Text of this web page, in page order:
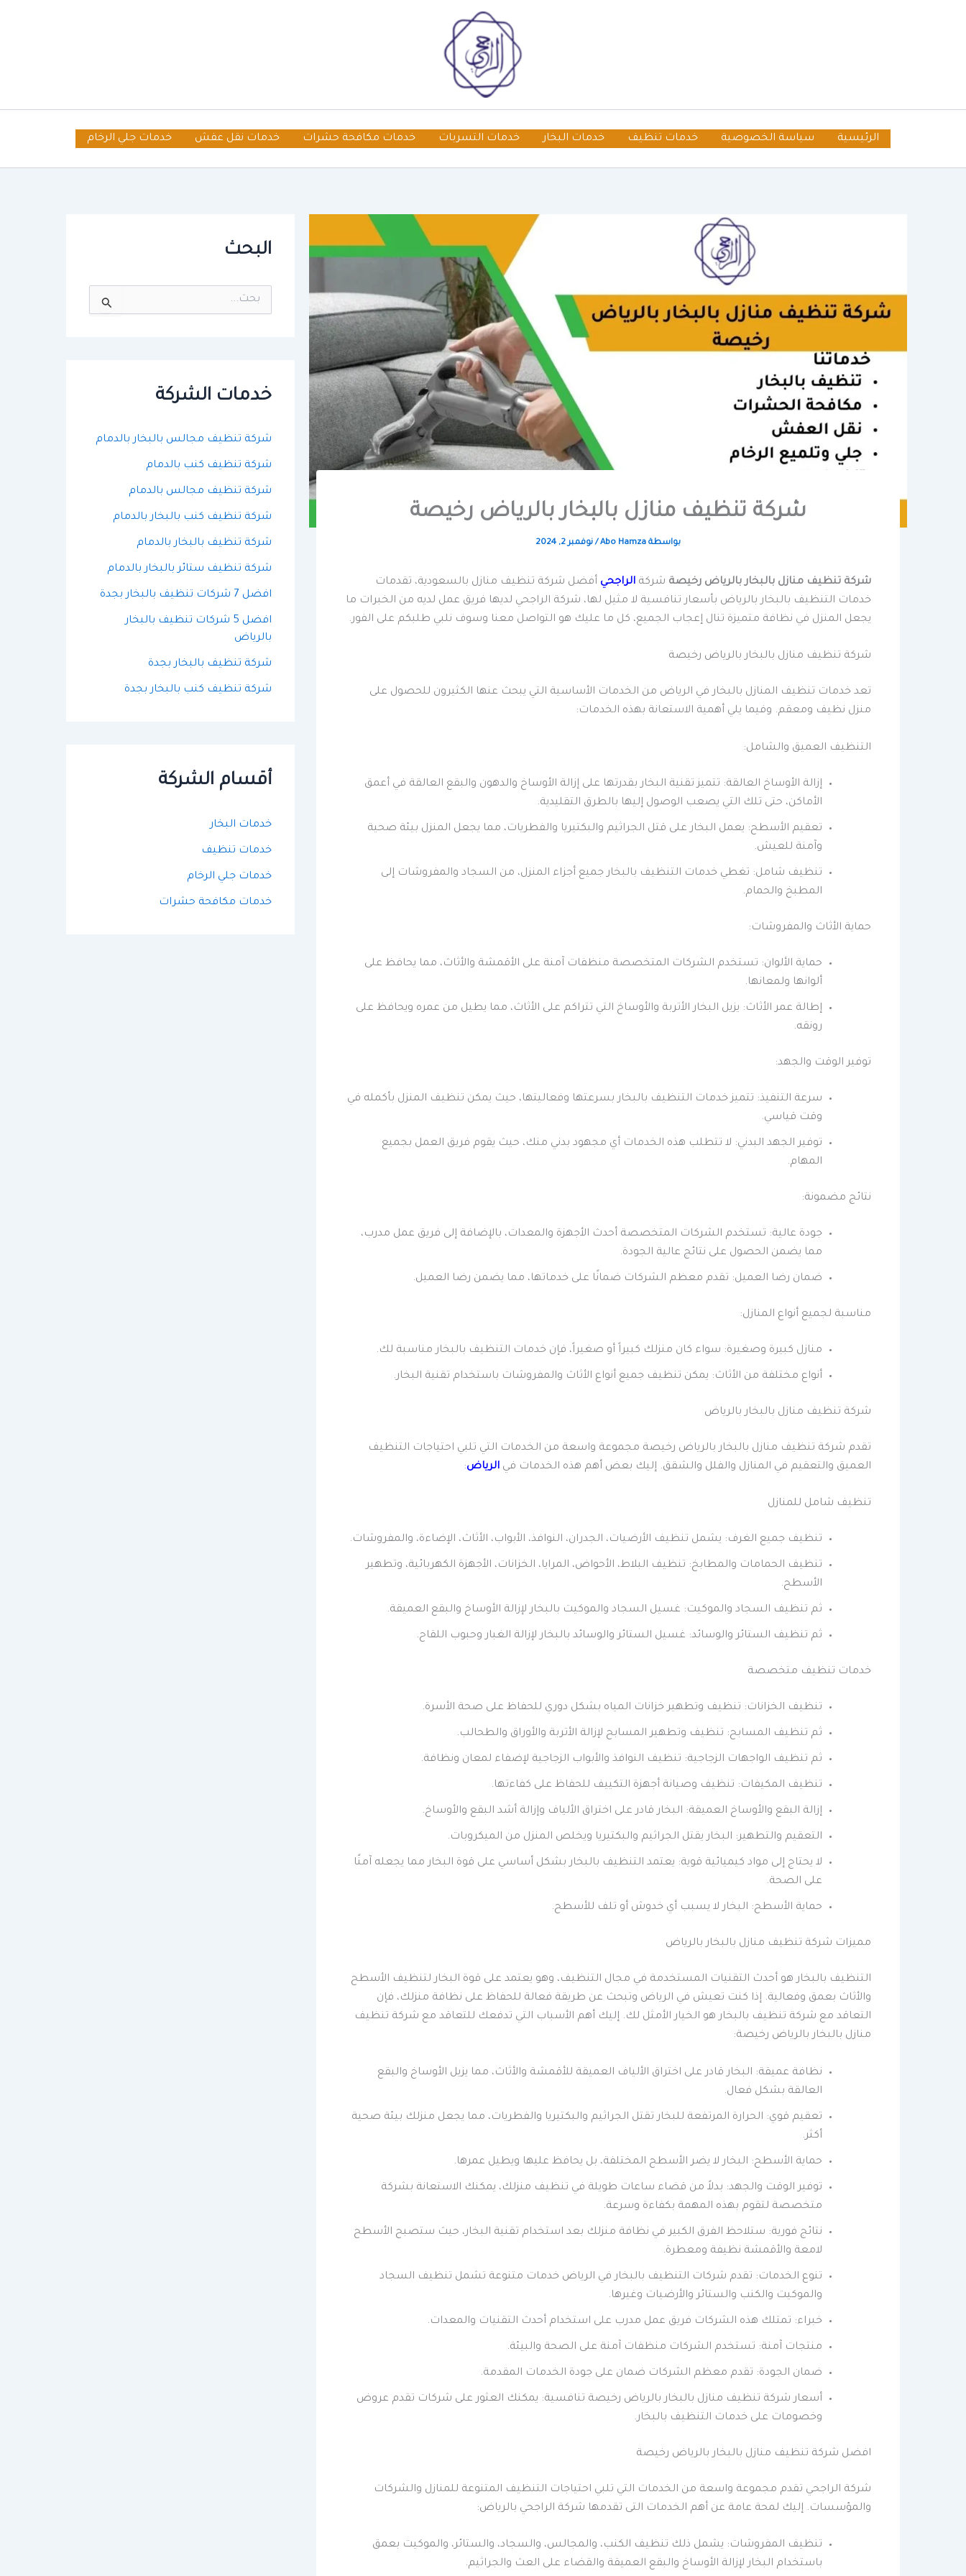
الرئيسية سياسة الخصوصية خدمات تنظيف خدمات البخار خدمات التسربات خدمات مكافحة حشرات خدمات نقل عفش خدمات جلي الرخام
شركة تنظيف منازل بالبخار بالرياض رخيصة
بواسطة Abo Hamza
/نوفمبر 2, 2024
شركة تنظيف منازل بالبخار بالرياض رخيصة شركة الراجحي أفضل شركة تنظيف منازل بالسعودية، تقدمات
خدمات التنظيف بالبخار بالرياض بأسعار تنافسية لا مثيل لها، شركة الراجحي لديها فريق عمل لديه من الخبرات ما
يجعل المنزل في نظافة متميزة تنال إعجاب الجميع، كل ما عليك هو التواصل معنا وسوف نلبي طلبكم على الفور.
شركة تنظيف منازل بالبخار بالرياض رخيصة
تعد خدمات تنظيف المنازل بالبخار في الرياض من الخدمات الأساسية التي يبحث عنها الكثيرون للحصول على
منزل نظيف ومعقم. وفيما يلي أهمية الاستعانة بهذه الخدمات:
التنظيف العميق والشامل:
إزالة الأوساخ العالقة: تتميز تقنية البخار بقدرتها على إزالة الأوساخ والدهون والبقع العالقة في أعمق
الأماكن، حتى تلك التي يصعب الوصول إليها بالطرق التقليدية.
تعقيم الأسطح: يعمل البخار على قتل الجراثيم والبكتيريا والفطريات، مما يجعل المنزل بيئة صحية
وآمنة للعيش.
تنظيف شامل: تغطي خدمات التنظيف بالبخار جميع أجزاء المنزل، من السجاد والمفروشات إلى
المطبخ والحمام.
حماية الأثاث والمفروشات:
حماية الألوان: تستخدم الشركات المتخصصة منظفات آمنة على الأقمشة والأثاث، مما يحافظ على
ألوانها ولمعانها.
إطالة عمر الأثاث: يزيل البخار الأتربة والأوساخ التي تتراكم على الأثاث، مما يطيل من عمره ويحافظ على
رونقه.
توفير الوقت والجهد:
سرعة التنفيذ: تتميز خدمات التنظيف بالبخار بسرعتها وفعاليتها، حيث يمكن تنظيف المنزل بأكمله في
وقت قياسي.
توفير الجهد البدني: لا تتطلب هذه الخدمات أي مجهود بدني منك، حيث يقوم فريق العمل بجميع
المهام.
نتائج مضمونة:
جودة عالية: تستخدم الشركات المتخصصة أحدث الأجهزة والمعدات، بالإضافة إلى فريق عمل مدرب،
مما يضمن الحصول على نتائج عالية الجودة.
ضمان رضا العميل: تقدم معظم الشركات ضمانًا على خدماتها، مما يضمن رضا العميل.
مناسبة لجميع أنواع المنازل:
منازل كبيرة وصغيرة: سواء كان منزلك كبيراً أو صغيراً، فإن خدمات التنظيف بالبخار مناسبة لك.
أنواع مختلفة من الأثاث: يمكن تنظيف جميع أنواع الأثاث والمفروشات باستخدام تقنية البخار.
شركة تنظيف منازل بالبخار بالرياض
تقدم شركة تنظيف منازل بالبخار بالرياض رخيصة مجموعة واسعة من الخدمات التي تلبي احتياجات التنظيف
العميق والتعقيم في المنازل والفلل والشقق. إليك بعض أهم هذه الخدمات في الرياض:
تنظيف شامل للمنازل
تنظيف جميع الغرف: يشمل تنظيف الأرضيات، الجدران، النوافذ، الأبواب، الأثاث، الإضاءة، والمفروشات.
تنظيف الحمامات والمطابخ: تنظيف البلاط، الأحواض، المرايا، الخزانات، الأجهزة الكهربائية، وتطهير
الأسطح.
ثم تنظيف السجاد والموكيت: غسيل السجاد والموكيت بالبخار لإزالة الأوساخ والبقع العميقة.
ثم تنظيف الستائر والوسائد: غسيل الستائر والوسائد بالبخار لإزالة الغبار وحبوب اللقاح.
خدمات تنظيف متخصصة
تنظيف الخزانات: تنظيف وتطهير خزانات المياه بشكل دوري للحفاظ على صحة الأسرة.
ثم تنظيف المسابح: تنظيف وتطهير المسابح لإزالة الأتربة والأوراق والطحالب.
ثم تنظيف الواجهات الزجاجية: تنظيف النوافذ والأبواب الزجاجية لإضفاء لمعان ونظافة.
تنظيف المكيفات: تنظيف وصيانة أجهزة التكييف للحفاظ على كفاءتها.
إزالة البقع والأوساخ العميقة: البخار قادر على اختراق الألياف وإزالة أشد البقع والأوساخ.
التعقيم والتطهير: البخار يقتل الجراثيم والبكتيريا ويخلص المنزل من الميكروبات.
لا يحتاج إلى مواد كيميائية قوية: يعتمد التنظيف بالبخار بشكل أساسي على قوة البخار مما يجعله آمنًا
على الصحة.
حماية الأسطح: البخار لا يسبب أي خدوش أو تلف للأسطح.
مميزات شركة تنظيف منازل بالبخار بالرياض
التنظيف بالبخار هو أحدث التقنيات المستخدمة في مجال التنظيف، وهو يعتمد على قوة البخار لتنظيف الأسطح
والأثاث بعمق وفعالية. إذا كنت تعيش في الرياض وتبحث عن طريقة فعالة للحفاظ على نظافة منزلك، فإن
التعاقد مع شركة تنظيف بالبخار هو الخيار الأمثل لك. إليك أهم الأسباب التي تدفعك للتعاقد مع شركة تنظيف
منازل بالبخار بالرياض رخيصة:
نظافة عميقة: البخار قادر على اختراق الألياف العميقة للأقمشة والأثاث، مما يزيل الأوساخ والبقع
العالقة بشكل فعال.
تعقيم قوي: الحرارة المرتفعة للبخار تقتل الجراثيم والبكتيريا والفطريات، مما يجعل منزلك بيئة صحية
أكثر.
حماية الأسطح: البخار لا يضر الأسطح المختلفة، بل يحافظ عليها ويطيل عمرها.
توفير الوقت والجهد: بدلاً من قضاء ساعات طويلة في تنظيف منزلك، يمكنك الاستعانة بشركة
متخصصة لتقوم بهذه المهمة بكفاءة وسرعة.
نتائج فورية: ستلاحظ الفرق الكبير في نظافة منزلك بعد استخدام تقنية البخار، حيث ستصبح الأسطح
لامعة والأقمشة نظيفة ومعطرة.
تنوع الخدمات: تقدم شركات التنظيف بالبخار في الرياض خدمات متنوعة تشمل تنظيف السجاد
والموكيت والكنب والستائر والأرضيات وغيرها.
خبراء: تمتلك هذه الشركات فريق عمل مدرب على استخدام أحدث التقنيات والمعدات.
منتجات آمنة: تستخدم الشركات منظفات آمنة على الصحة والبيئة.
ضمان الجودة: تقدم معظم الشركات ضمان على جودة الخدمات المقدمة.
أسعار شركة تنظيف منازل بالبخار بالرياض رخيصة تنافسية: يمكنك العثور على شركات تقدم عروض
وخصومات على خدمات التنظيف بالبخار.
افضل شركة تنظيف منازل بالبخار بالرياض رخيصة
شركة الراجحي تقدم مجموعة واسعة من الخدمات التي تلبي احتياجات التنظيف المتنوعة للمنازل والشركات
والمؤسسات. إليك لمحة عامة عن أهم الخدمات التى تقدمها شركة الراجحي بالرياض:
تنظيف المفروشات: يشمل ذلك تنظيف الكنب، والمجالس، والسجاد، والستائر، والموكيت بعمق
باستخدام البخار لإزالة الأوساخ والبقع العميقة والقضاء على العث والجراثيم.
البحث
:خدمات الشركة
شركة تنظيف مجالس بالبخار بالدمام
شركة تنظيف كنب بالدمام
شركة تنظيف مجالس بالدمام
شركة تنظيف كنب بالبخار بالدمام
شركة تنظيف بالبخار بالدمام
شركة تنظيف ستائر بالبخار بالدمام
افضل 7 شركات تنظيف بالبخار بجدة
افضل 5 شركات تنظيف بالبخار
بالرياض
شركة تنظيف بالبخار بجدة
شركة تنظيف كنب بالبخار بجدة
أقسام الشركة
خدمات البخار
خدمات تنظيف
خدمات جلي الرخام
خدمات مكافحة حشرات